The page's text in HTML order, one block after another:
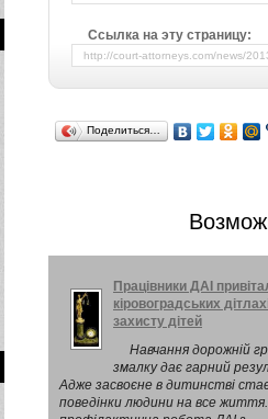
Ссылка на эту страницу:
Поделиться…
Працівники ДАІ
кіровоградських
захисту дітей
Навчання дорожній
змалку дає гарний
Адже засвоєне в дитинстві
поведінки людини на все